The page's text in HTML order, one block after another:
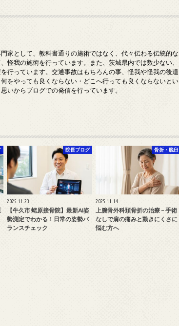
家として、教科書通りの施術ではなく、代々伝わる伝統的な
怪我の施術を行っています。また、茨城県内では数少ない、
行っています。交通事故はもちろんの事、怪我や怪我の後遺
をやっても良くならない・どこへ行っても良くならないとい
いからブログでの発信を行っています。
院長ブログ
2025.11.23
【牛久市 蛯原接骨院】最新AI姿
勢測定でわかる！日常の姿勢バ
ランスチェック
骨折・脱臼
2025.11.14
上腕骨外科頚骨折の治療 – 手術
なしで肩の痛みと動きにくさに
悩む方へ